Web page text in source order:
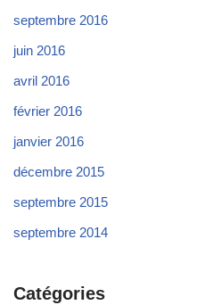
septembre 2016
juin 2016
avril 2016
février 2016
janvier 2016
décembre 2015
septembre 2015
septembre 2014
Catégories